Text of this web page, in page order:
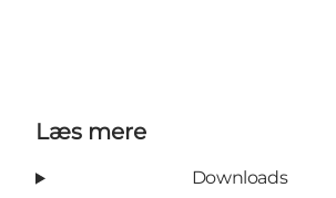
Læs mere
Downloads